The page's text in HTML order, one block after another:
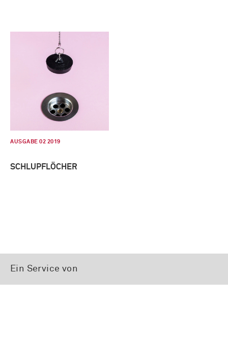
AUSGABE 02 2019
SCHLUPFLÖCHER
Ein Service von